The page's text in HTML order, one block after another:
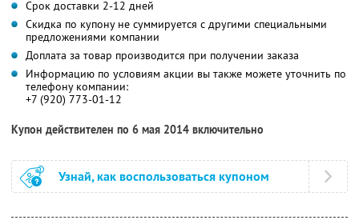
Срок доставки 2-12 дней
Скидка по купону не суммируется с другими специальными
предложениями компании
Доплата за товар производится при получении заказа
Информацию по условиям акции вы также можете уточнить по
телефону компании:
+7 (920) 773-01-12
Купон действителен по 6 мая 2014 включительно
Узнай, как воспользоваться купоном